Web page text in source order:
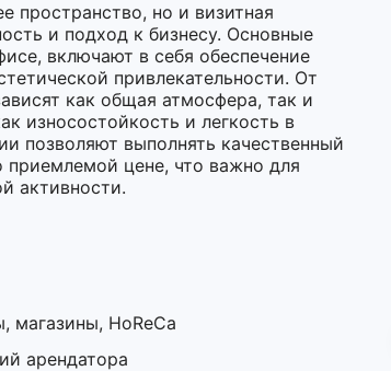
пространство, но и визитная
и подход к бизнесу. Основные
включают в себя обеспечение
привлекательности. От
как общая атмосфера, так и
износостойкость и легкость в
позволяют выполнять качественный
цене, что важно для
активности.
магазины, HoReCa
арендатора